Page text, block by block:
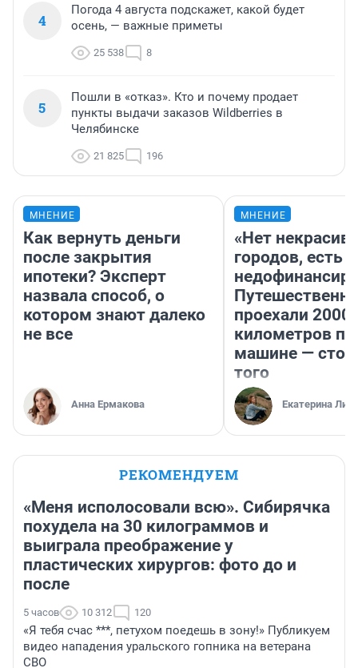
4
Погода 4 августа подскажет, какой будет
осень, — важные приметы
25 538 8
5
Пошли в «отказ». Кто и почему продает
пункты выдачи заказов Wildberries в
Челябинске
21 825 196
МНЕНИЕ
Как вернуть деньги
после закрытия
ипотеки? Эксперт
назвала способ, о
котором знают далеко
не все
Анна Ермакова
МНЕНИЕ
«Нет
городов, есть
проехали 2000
километров по
машине —
того
Екатерина
РЕКОМЕНДУЕМ
«Меня исполосовали всю». Сибирячка
похудела на 30 килограммов и
выиграла преображение у
пластических хирургов: фото до и
после
5 часов 10 312 120
«Я тебя счас ***, петухом поедешь в зону!» Публикуем
видео нападения уральского гопника на ветерана
СВО